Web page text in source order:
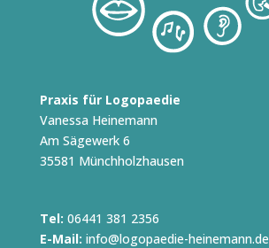
Praxis für Logopaedie
Vanessa Heinemann
Am Sägewerk 6
35581 Münchholzhausen
Tel: 06441 381 2356
E-Mail: info@logopaedie-heinemann.de